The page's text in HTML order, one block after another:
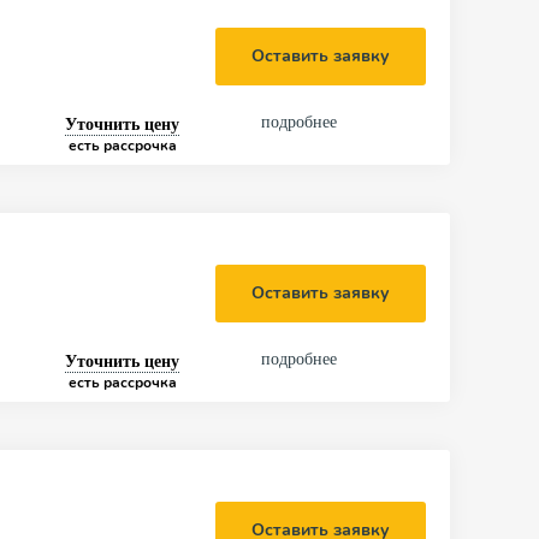
Уточнить цену
есть рассрочка
Оставить заявку
подробнее
Уточнить цену
есть рассрочка
Оставить заявку
подробнее
Оставить заявку